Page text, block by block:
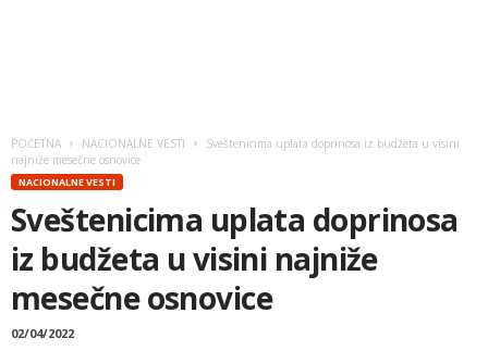
POČETNA NACIONALNE VESTI
Sveštenicima uplata doprinosa iz budžeta u visini
najniže mesečne osnovice
NACIONALNE VESTI
Sveštenicima uplata doprinosa
iz budžeta u visini najniže
mesečne osnovice
02/04/2022